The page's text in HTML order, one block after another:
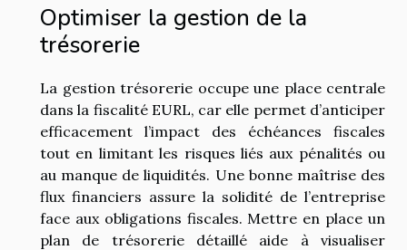
Optimiser la gestion de la
trésorerie
La gestion trésorerie occupe une place centrale
dans la fiscalité EURL, car elle permet d’anticiper
efficacement l’impact des échéances fiscales
tout en limitant les risques liés aux pénalités ou
au manque de liquidités. Une bonne maîtrise des
flux financiers assure la solidité de l’entreprise
face aux obligations fiscales. Mettre en place un
plan de trésorerie détaillé aide à visualiser